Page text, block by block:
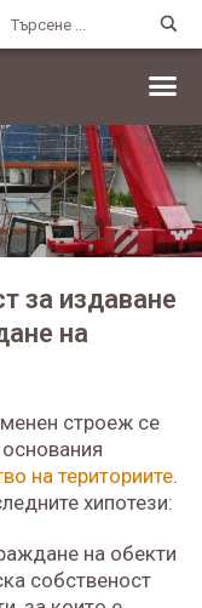
за издаване
на
строеж се
на териториите.
хипотези:
на обекти
собственост